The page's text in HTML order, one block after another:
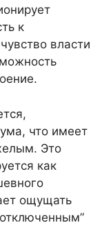
к
власти
что имеет
Это
как
ощущать